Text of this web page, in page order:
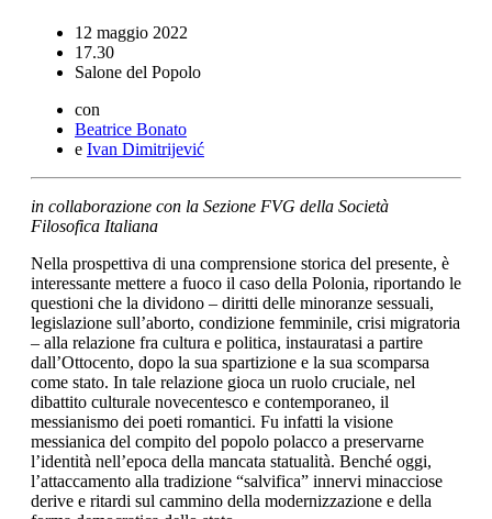
12 maggio 2022
17.30
Salone del Popolo
con
Beatrice Bonato
e Ivan Dimitrijević
in collaborazione con la Sezione FVG della Società
Filosofica Italiana
Nella prospettiva di una comprensione storica del presente, è
interessante mettere a fuoco il caso della Polonia, riportando le
questioni che la dividono – diritti delle minoranze sessuali,
legislazione sull’aborto, condizione femminile, crisi migratoria
– alla relazione fra cultura e politica, instauratasi a partire
dall’Ottocento, dopo la sua spartizione e la sua scomparsa
come stato. In tale relazione gioca un ruolo cruciale, nel
dibattito culturale novecentesco e contemporaneo, il
messianismo dei poeti romantici. Fu infatti la visione
messianica del compito del popolo polacco a preservarne
l’identità nell’epoca della mancata statualità. Benché oggi,
l’attaccamento alla tradizione “salvifica” innervi minacciose
derive e ritardi sul cammino della modernizzazione e della